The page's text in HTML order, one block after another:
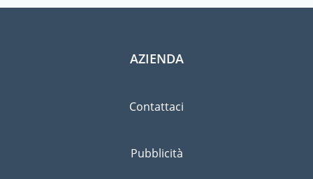
AZIENDA
Contattaci
Pubblicità